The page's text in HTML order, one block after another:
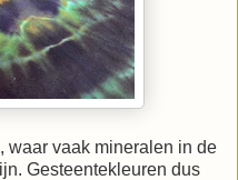
waar vaak mineralen in de
Gesteentekleuren dus